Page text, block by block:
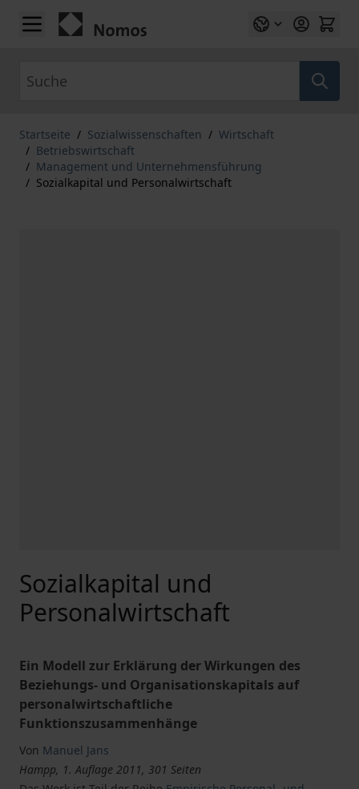
Zum Inhalt springen
Startseite / Sozialwissenschaften / Wirtschaft
/ Betriebswirtschaft
/ Management und Unternehmensführung
/ Sozialkapital und Personalwirtschaft
Sozialkapital und
Personalwirtschaft
Ein Modell zur Erklärung der Wirkungen des
Beziehungs- und Organisationskapitals auf
personalwirtschaftliche
Funktionszusammenhänge
Von Manuel Jans
Hampp, 1. Auflage 2011, 301 Seiten